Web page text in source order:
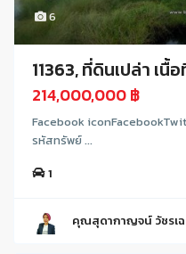
6
11363, ที่ดินเปล่า เนื้
214,000,000 ฿
Facebook
รหัสทรัพย์ ...
1
คุณสุดากาญจน์ วัชรเ